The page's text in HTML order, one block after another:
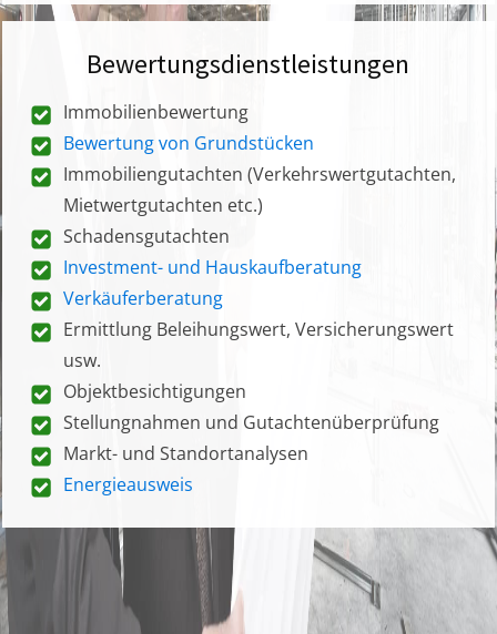
Bewertungsdienstleistungen
Immobilienbewertung
Bewertung von Grundstücken
Immobiliengutachten (Verkehrswertgutachten,
Mietwertgutachten etc.)
Schadensgutachten
Investment- und Hauskaufberatung
Verkäuferberatung
Ermittlung Beleihungswert, Versicherungswert
usw.
Objektbesichtigungen
Stellungnahmen und Gutachtenüberprüfung
Markt- und Standortanalysen
Energieausweis